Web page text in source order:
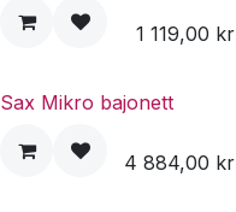
1 119,00 kr
Sax Mikro bajonett
4 884,00 kr